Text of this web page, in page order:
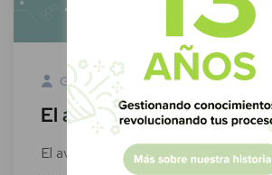
Green Know 11 Agosto, 2022
El avance de los LMS en
El avance de los LMS en México